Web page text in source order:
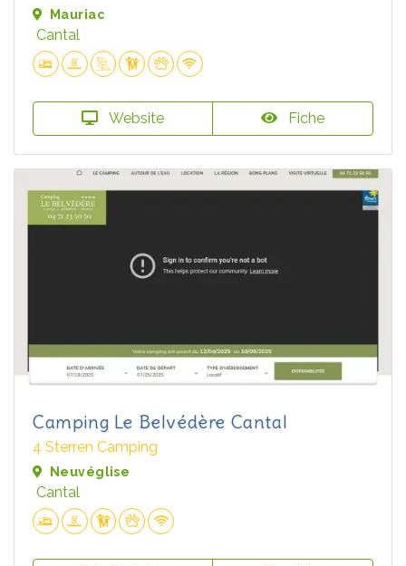
Mauriac
Cantal
Website Fiche
Camping Le Belvédère Cantal
4 Sterren Camping
Neuvéglise
Cantal